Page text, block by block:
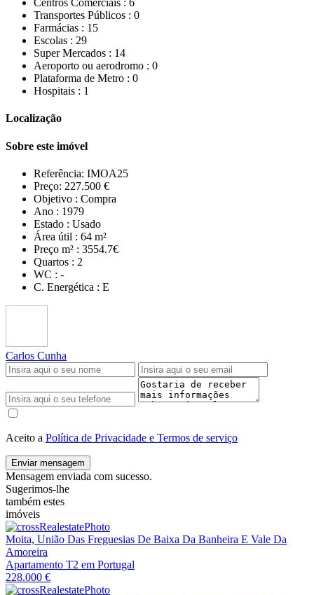
Centros Comerciais : 6
Transportes Públicos : 0
Farmácias : 15
Escolas : 29
Super Mercados : 14
Aeroporto ou aerodromo : 0
Plataforma de Metro : 0
Hospitais : 1
Localização
Sobre este imóvel
Referência: IMOA25
Preço: 227.500 €
Objetivo : Compra
Ano : 1979
Estado : Usado
Área útil : 64 m²
Preço m² : 3554.7€
Quartos : 2
WC : -
C. Energética : E
Carlos Cunha
Aceito a Política de Privacidade e Termos de serviço
Enviar mensagem
Mensagem enviada com sucesso.
Sugerimos-lhe
também estes
imóveis
Moita, União Das Freguesias De Baixa Da Banheira E Vale Da
Amoreira
Apartamento T2 em Portugal
228.000 €